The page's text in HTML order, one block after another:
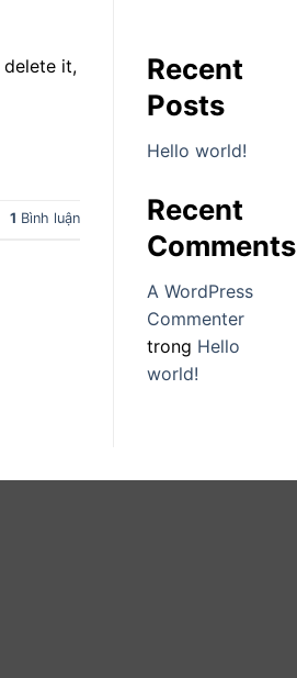
delete it,
1 Bình luận
Recent
Posts
Hello world!
Recent
Comments
A WordPress
Commenter
trong Hello
world!